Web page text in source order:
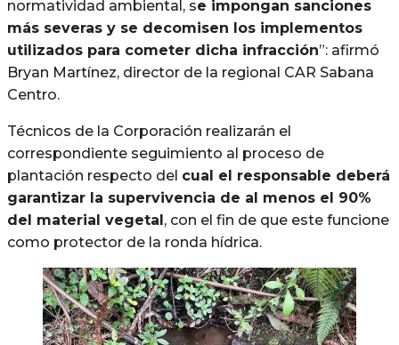
normatividad ambiental, se impongan sanciones
más severas y se decomisen los implementos
utilizados para cometer dicha infracción”: afirmó
Bryan Martínez, director de la regional CAR Sabana
Centro.
Técnicos de la Corporación realizarán el
correspondiente seguimiento al proceso de
plantación respecto del cual el responsable deberá
garantizar la supervivencia de al menos el 90%
del material vegetal , con el fin de que este funcione
como protector de la ronda hídrica.